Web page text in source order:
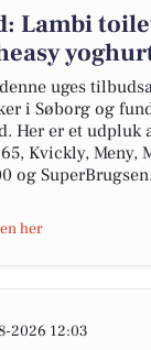
Lambi
uges
i Søborg og
Her er et udpluk
Kvickly, Meny,
og
her
2026 12:03